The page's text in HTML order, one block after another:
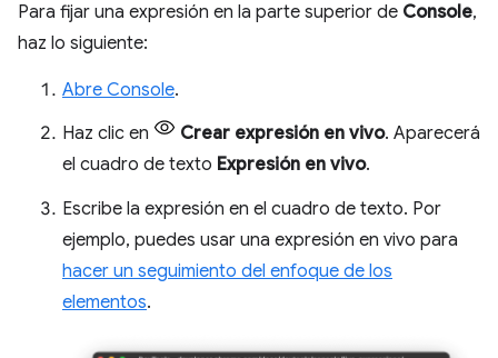
Para fijar una expresión en la parte superior de Console,
haz lo siguiente:
Abre Console.
Haz clic en
Crear expresión en vivo. Aparecerá
el cuadro de texto Expresión en vivo.
Escribe la expresión en el cuadro de texto. Por
ejemplo, puedes usar una expresión en vivo para
hacer un seguimiento del enfoque de los
elementos.